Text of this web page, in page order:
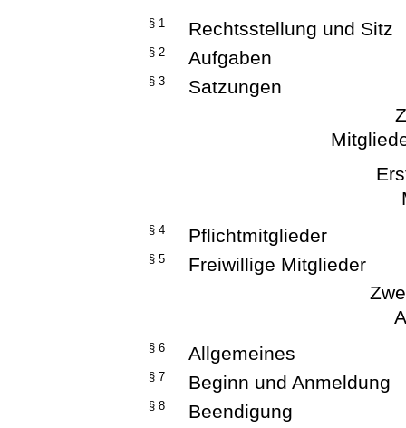
§ 1 Rechtsstellung und Sitz
§ 2 Aufgaben
§ 3
Satzungen
§ 4 Pflichtmitglieder
§ 5
Freiwillige Mitglieder
§ 6 Allgemeines
§ 7 Beginn und Anmeldung
§ 8
Beendigung